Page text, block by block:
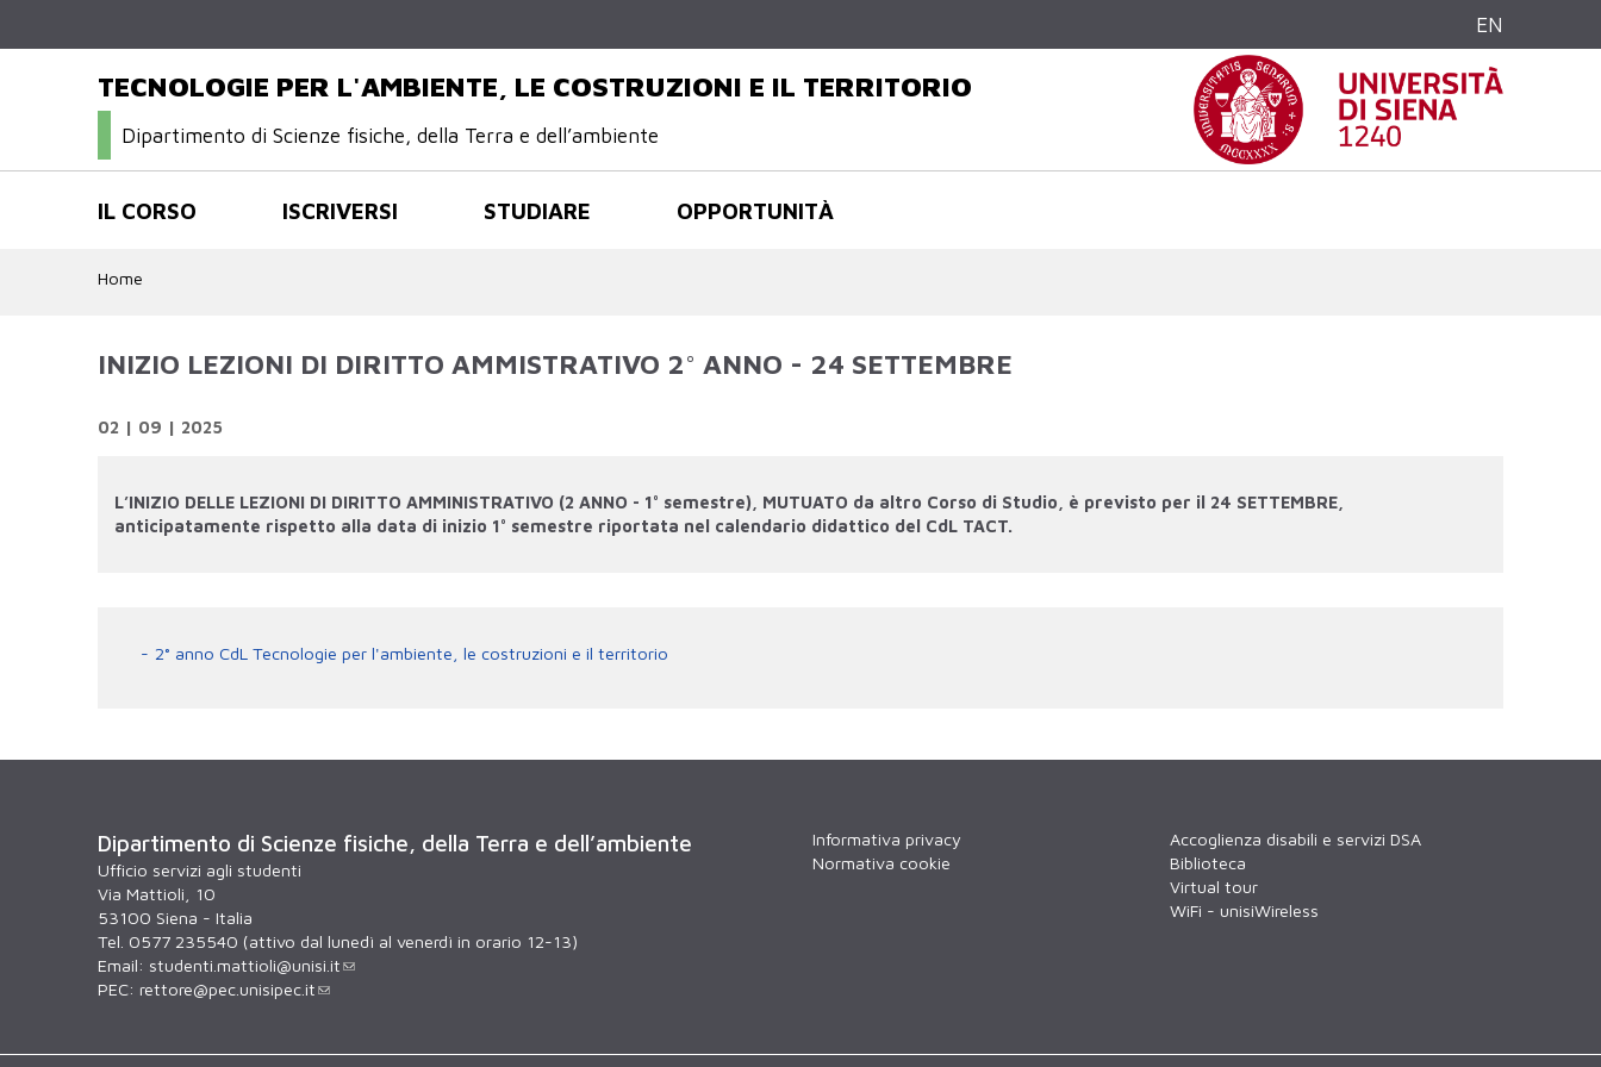
EN
TECNOLOGIE PER L'AMBIENTE, LE COSTRUZIONI E IL TERRITORIO
Dipartimento di Scienze fisiche, della Terra e dell’ambiente
IL CORSO ISCRIVERSI STUDIARE OPPORTUNITÀ
Home
INIZIO LEZIONI DI DIRITTO AMMISTRATIVO 2° ANNO - 24 SETTEMBRE
02 | 09 | 2025
L’INIZIO DELLE LEZIONI DI DIRITTO AMMINISTRATIVO (2 ANNO - 1° semestre), MUTUATO da altro Corso di Studio, è previsto per il 24 SETTEMBRE,
anticipatamente rispetto alla data di inizio 1° semestre riportata nel calendario didattico del CdL TACT.
2° anno CdL Tecnologie per l'ambiente, le costruzioni e il territorio
Dipartimento di Scienze fisiche, della Terra e dell’ambiente
Ufficio servizi agli studenti
Via Mattioli, 10
53100 Siena - Italia
Tel. 0577 235540 (attivo dal lunedì al venerdì in orario 12-13)
Email: studenti.mattioli@unisi.it
PEC: rettore@pec.unisipec.it
Informativa privacy
Normativa cookie
Accoglienza disabili e servizi DSA
Biblioteca
Virtual tour
WiFi - unisiWireless